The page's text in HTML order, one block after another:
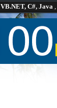
C#, Java ,